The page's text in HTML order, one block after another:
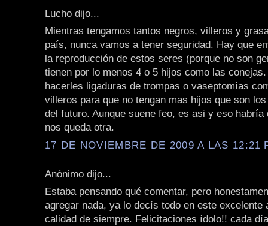
Lucho dijo...
Mientras tengamos tantos negros, villeros y
país, nunca vamos a tener seguridad. Hay que
la reproducción de estos seres (porque no son
tienen por lo menos 4 o 5 hijos como las
hacerles ligaduras de trompas o vaseptomías
villeros para que no tengan mas hijos que son
del futuro. Aunque suene feo, es asi y eso habría
nos queda otra.
17 DE NOVIEMBRE DE 2009 A LAS 12:21
Anónimo dijo...
Estaba pensando qué comentar, pero
agregar nada, ya lo decís todo en este excelente
calidad de siempre. Felicitaciones ídolo!! cada